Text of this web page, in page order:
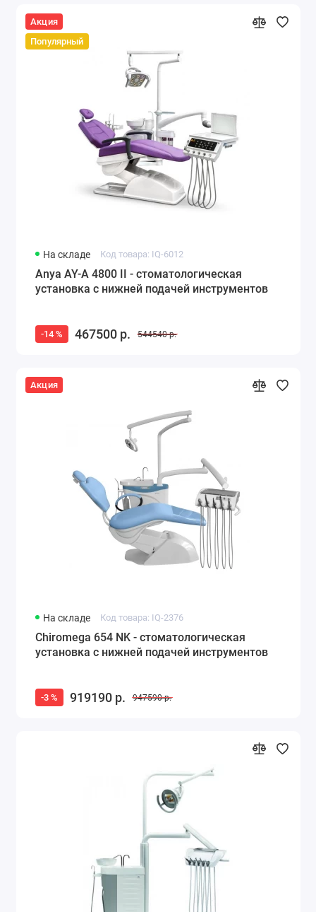
Акция
Популярный
На складе Код товара: IQ-6012
Anya AY-A 4800 II - стоматологическая
установка с нижней подачей инструментов
-14 % 467500 р. 544540 р.
Акция
На складе Код товара: IQ-2376
Chiromega 654 NK - стоматологическая
установка с нижней подачей инструментов
-3 % 919190 р. 947590 р.